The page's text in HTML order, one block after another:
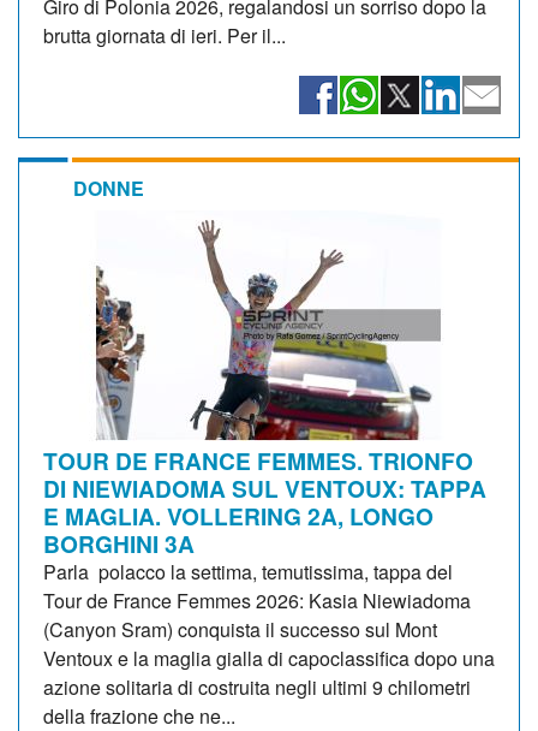
Giro di Polonia 2026, regalandosi un sorriso dopo la
brutta giornata di ieri. Per il...
DONNE
TOUR DE FRANCE FEMMES. TRIONFO
DI NIEWIADOMA SUL VENTOUX: TAPPA
E MAGLIA. VOLLERING 2A, LONGO
BORGHINI 3A
Parla polacco la settima, temutissima, tappa del
Tour de France Femmes 2026: Kasia Niewiadoma
(Canyon Sram) conquista il successo sul Mont
Ventoux e la maglia gialla di capoclassifica dopo una
azione solitaria di costruita negli ultimi 9 chilometri
della frazione che ne...